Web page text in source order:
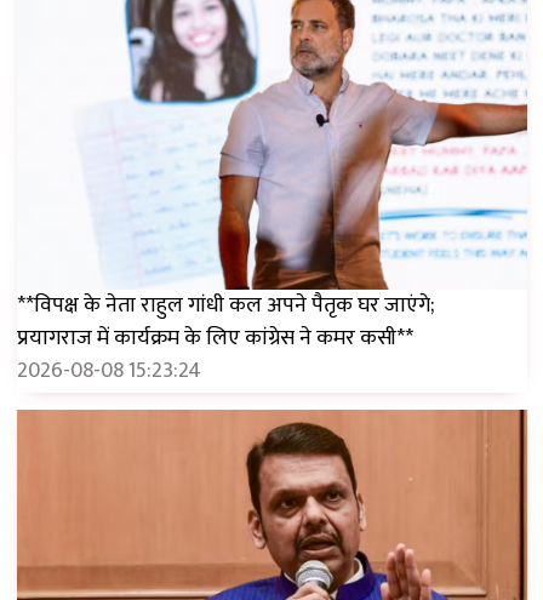
**विपक्ष के नेता राहुल गांधी कल अपने पैतृक घर जाएंगे;
प्रयागराज में कार्यक्रम के लिए कांग्रेस ने कमर कसी**
2026-08-08 15:23:24